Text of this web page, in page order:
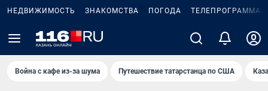
НЕДВИЖИМОСТЬ ЗНАКОМСТВА ПОГОДА ТЕЛЕПРОГРАММА
Война с кафе из-за шума Путешествие татарстанца по США